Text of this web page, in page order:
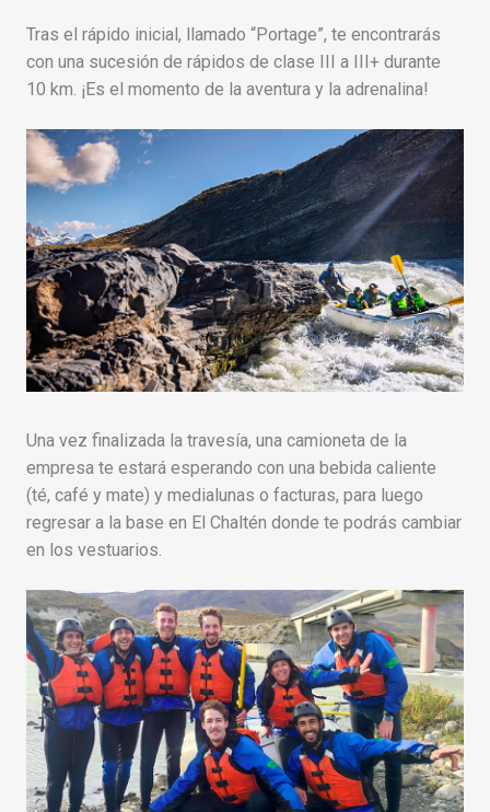
Tras el rápido inicial, llamado “Portage”, te encontrarás
con una sucesión de rápidos de clase III a III+ durante
10 km. ¡Es el momento de la aventura y la adrenalina!
Una vez finalizada la travesía, una camioneta de la
empresa te estará esperando con una bebida caliente
(té, café y mate) y medialunas o facturas, para luego
regresar a la base en El Chaltén donde te podrás cambiar
en los vestuarios.